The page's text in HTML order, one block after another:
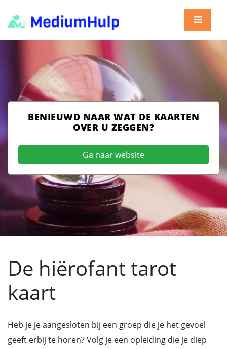
BENIEUWD NAAR WAT DE KAARTEN
OVER U ZEGGEN?
Ga naar website
De hiërofant tarot
kaart
Heb je je aangesloten bij een groep die je het gevoel
geeft erbij te horen? Volg je een opleiding die je diep